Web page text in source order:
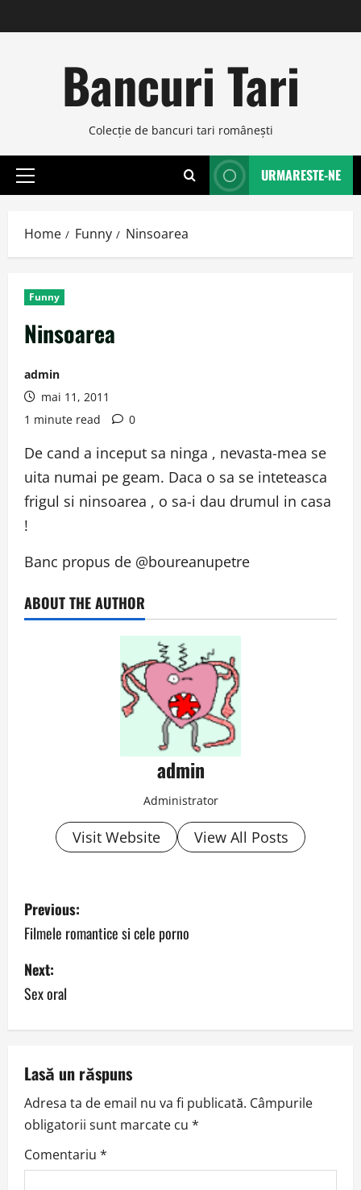
to
Bancuri Tari
Colecţie de bancuri tari româneşti
Primary
URMARESTE-NE
Home Funny Ninsoarea
Funny
Ninsoarea
admin
mai 11, 2011
1 minute read
0
De cand a inceput sa ninga , nevasta-mea se
uita numai pe geam. Daca o sa se inteteasca
frigul si ninsoarea , o sa-i dau drumul in casa
!
Banc propus de @boureanupetre
ABOUT THE AUTHOR
admin
Administrator
Visit Website View All Posts
P
o
s
t
n
a
v
i
g
Previous:
Filmele romantice si cele porno
Next:
Sex oral
Lasă un răspuns
Adresa ta de email nu va fi publicată. Câmpurile
obligatorii sunt marcate cu *
Comentariu *